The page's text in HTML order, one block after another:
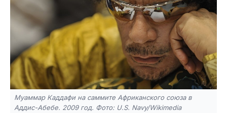
Муаммар Каддафи на саммите Африканского союза в
Аддис-Абебе. 2009 год. Фото: U.S. Navy/Wikimedia